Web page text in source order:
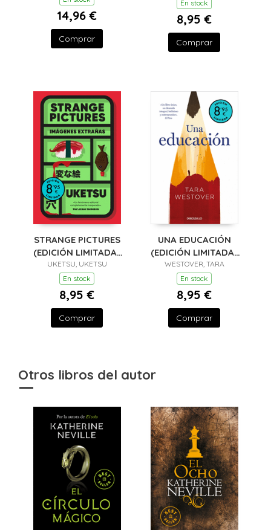
14,96 €
Comprar
En stock
8,95 €
Comprar
STRANGE PICTURES
(EDICIÓN LIMITADA ·
VERANO)
UKETSU, UKETSU
En stock
8,95 €
Comprar
UNA EDUCACIÓN
(EDICIÓN LIMITADA ·
VERANO)
WESTOVER, TARA
En stock
8,95 €
Comprar
Otros libros del autor